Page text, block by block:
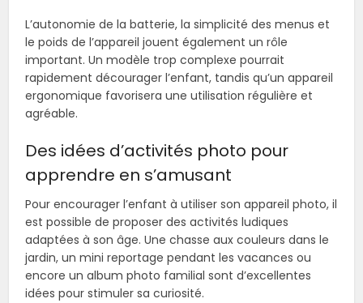
L’autonomie de la batterie, la simplicité des menus et
le poids de l’appareil jouent également un rôle
important. Un modèle trop complexe pourrait
rapidement décourager l’enfant, tandis qu’un appareil
ergonomique favorisera une utilisation régulière et
agréable.
Des idées d’activités photo pour
apprendre en s’amusant
Pour encourager l’enfant à utiliser son appareil photo, il
est possible de proposer des activités ludiques
adaptées à son âge. Une chasse aux couleurs dans le
jardin, un mini reportage pendant les vacances ou
encore un album photo familial sont d’excellentes
idées pour stimuler sa curiosité.